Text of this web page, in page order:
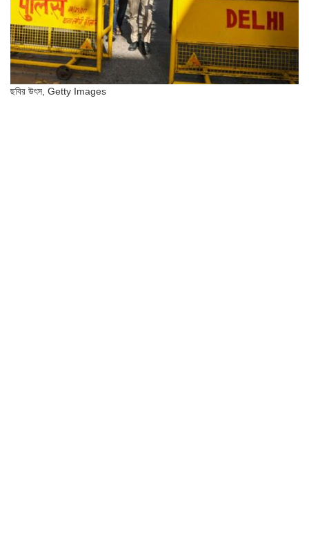
ছবির উৎস, Getty Images